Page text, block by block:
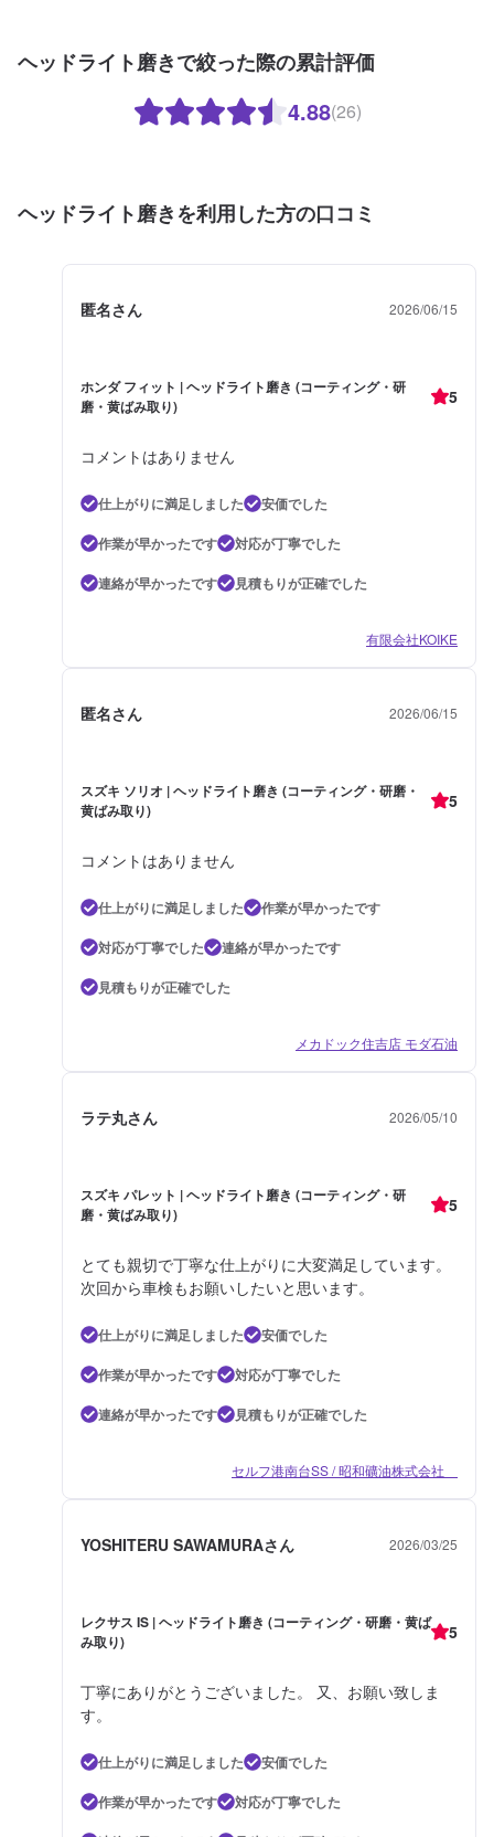
ヘッドライト磨きで絞った際の累計評価
4.88(26)
ヘッドライト磨きを利用した方の口コミ
匿名さん 2026/06/15
ホンダ フィット | ヘッドライト磨き (コーティング・研
磨・黄ばみ取り)
5
コメントはありません
仕上がりに満足しました
安価でした
作業が早かったです
対応が丁寧でした
連絡が早かったです
見積もりが正確でした
有限会社KOIKE
匿名さん 2026/06/15
スズキ ソリオ | ヘッドライト磨き (コーティング・研磨・
黄ばみ取り)
5
コメントはありません
仕上がりに満足しました
作業が早かったです
対応が丁寧でした
連絡が早かったです
見積もりが正確でした
メカドック住吉店 モダ石油
ラテ丸さん 2026/05/10
スズキ パレット | ヘッドライト磨き (コーティング・研
磨・黄ばみ取り)
5
とても親切で丁寧な仕上がりに大変満足しています。
次回から車検もお願いしたいと思います。
仕上がりに満足しました
安価でした
作業が早かったです
対応が丁寧でした
連絡が早かったです
見積もりが正確でした
セルフ港南台SS / 昭和礦油株式会社
YOSHITERU SAWAMURAさん 2026/03/25
レクサス IS | ヘッドライト磨き (コーティング・研磨・黄ば
み取り)
5
丁寧にありがとうございました。 又、お願い致しま
す。
仕上がりに満足しました
安価でした
作業が早かったです
対応が丁寧でした